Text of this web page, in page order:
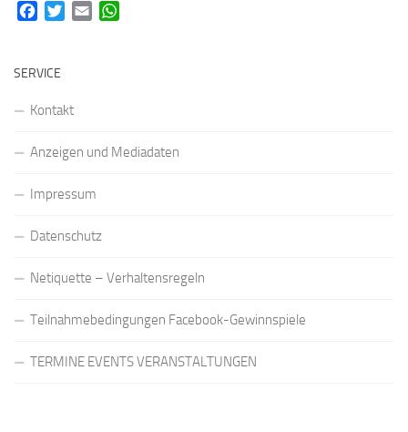
FacebookTwitterEmail
SERVICE
Kontakt
Anzeigen und Mediadaten
Impressum
Datenschutz
Netiquette – Verhaltensregeln
Teilnahmebedingungen Facebook-Gewinnspiele
TERMINE EVENTS VERANSTALTUNGEN